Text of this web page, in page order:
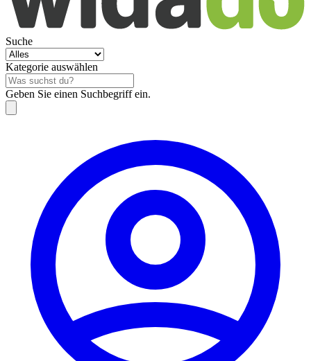
Suche
Kategorie auswählen
Geben Sie einen Suchbegriff ein.